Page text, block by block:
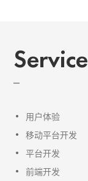
Service
用户体验
移动平台开发
平台开发
前端开发